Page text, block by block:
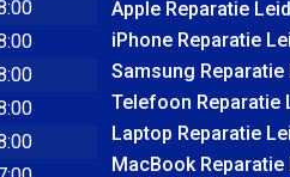
Apple Reparatie
iPhone Reparatie
Samsung Reparatie
Telefoon Reparatie
Laptop Reparatie
MacBook Reparatie